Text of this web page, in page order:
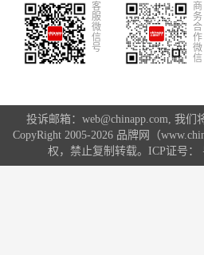
的原则，结合
综合考虑，以
实用，可以兼
不仅让孕妇在
精心为您推荐
产品质量很好
有一款适合您
品牌吧!
客
服
微
信
号
商
务
合
作
微
信
投诉邮箱：web@chinapp.com, 我们
CopyRight 2005-2026 品牌网（
权，禁止复制转载。ICP证号：